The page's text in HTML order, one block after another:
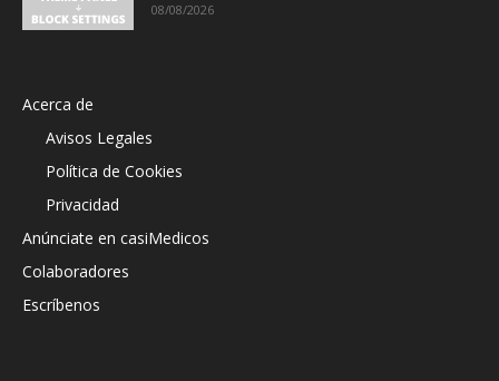
08/08/2026
Acerca de
Avisos Legales
Política de Cookies
Privacidad
Anúnciate en casiMedicos
Colaboradores
Escríbenos